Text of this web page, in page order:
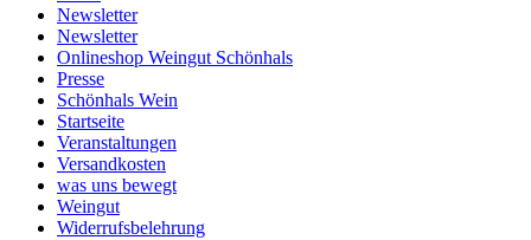
Newsletter
Newsletter
Onlineshop Weingut Schönhals
Presse
Schönhals Wein
Startseite
Veranstaltungen
Versandkosten
was uns bewegt
Weingut
Widerrufsbelehrung